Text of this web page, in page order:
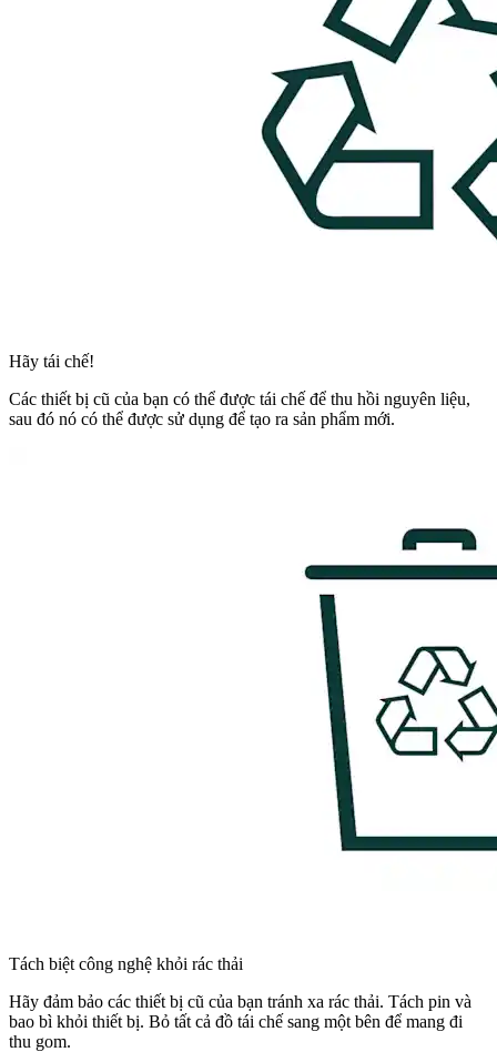
Hãy tái chế!
Các thiết bị cũ của bạn có thể được tái chế để thu hồi nguyên liệu,
sau đó nó có thể được sử dụng để tạo ra sản phẩm mới.
Tách biệt công nghệ khỏi rác thải
Hãy đảm bảo các thiết bị cũ của bạn tránh xa rác thải. Tách pin và
bao bì khỏi thiết bị. Bỏ tất cả đồ tái chế sang một bên để mang đi
thu gom.